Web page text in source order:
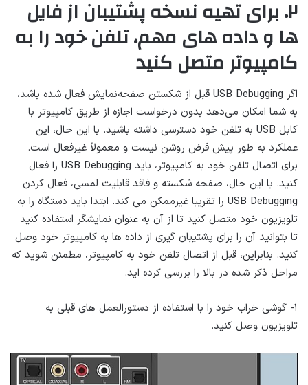
۲. برای تهیه نسخه پشتیبان از فایل
ها و داده های مهم، تلفن خود را به
کامپیوتر متصل کنید
اگر USB Debugging قبل از شکستن صفحه‌نمایش فعال شده باشد،
به شما امکان می‌دهد بدون درخواست اجازه از طریق کامپیوتر با
کابل USB به تلفن خود دسترسی داشته باشید. با این حال، این
عملکرد به طور پیش فرض روشن نیست و معمولاً غیرفعال است.
برای اتصال تلفن خود به کامپیوتر، باید USB Debugging را فعال
کنید. با این حال، صفحه شکسته و فاقد قابلیت لمسی، فعال کردن
USB Debugging را تقریبا غیرممکن می کند. ابتدا باید دستگاه را به
تلویزیون خود متصل کنید تا از آن به عنوان نمایشگر استفاده کنید
تا بتوانید آن را برای پشتیبان گیری از داده ها به کامپیوتر خود وصل
کنید. بنابراین، قبل از اتصال تلفن خود به کامپیوتر، مطمئن شوید که
مراحل ذکر شده در بالا را بررسی کرده اید.
۱- گوشی خراب خود را با استفاده از دستورالعمل های قبلی به
تلویزیون وصل کنید.